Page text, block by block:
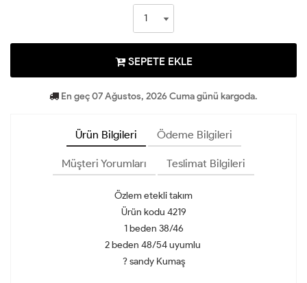
SEPETE EKLE
En geç 07 Ağustos, 2026 Cuma günü kargoda.
Ürün Bilgileri Ödeme Bilgileri
Müşteri Yorumları Teslimat Bilgileri
Özlem etekli takım
Ürün kodu 4219
1 beden 38/46
2 beden 48/54 uyumlu
? sandy Kumaş